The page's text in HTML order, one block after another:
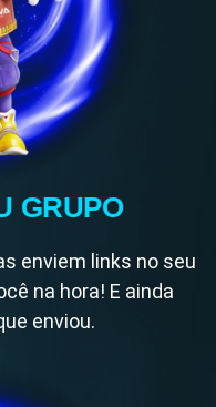
GRUPO
enviem links no seu
na hora! E ainda
enviou.